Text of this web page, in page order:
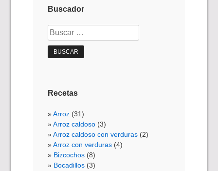
Buscador
Buscar:
Recetas
Arroz (31)
Arroz caldoso (3)
Arroz caldoso con verduras (2)
Arroz con verduras (4)
Bizcochos (8)
Bocadillos (3)